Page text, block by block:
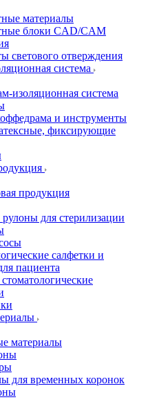
материалы
блоки CAD/СAM
светового отверждения
система
изоляционная система
и инструменты
фиксирующие
продукция
для стерилизации
салфетки и
пациента
материалы
для временных коронок